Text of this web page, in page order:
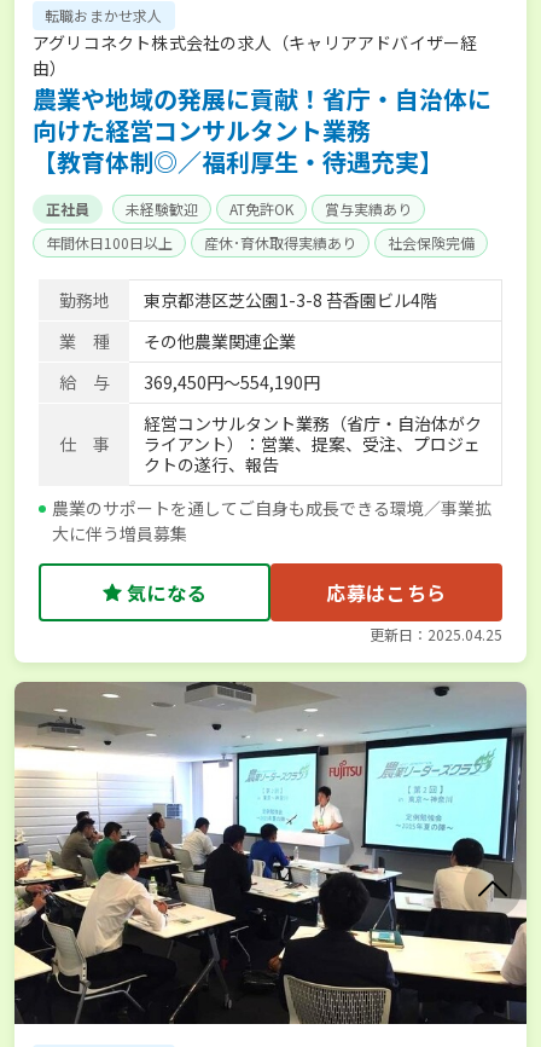
転職おまかせ求人
アグリコネクト株式会社の求人（キャリアアドバイザー経
由）
農業や地域の発展に貢献！省庁・自治体に
向けた経営コンサルタント業務
【教育体制◎／福利厚生・待遇充実】
正社員 未経験歓迎 AT免許OK
賞与実績あり
年間休日100日以上
産休･育休取得実績あり 社会保険完備
勤務地
東京都港区芝公園1-3-8 苔香園ビル4階
業 種
その他農業関連企業
給 与
369,450円～554,190円
仕 事
経営コンサルタント業務（省庁・自治体がク
ライアント）：営業、提案、受注、プロジェ
クトの遂行、報告
農業のサポートを通してご自身も成長できる環境／事業拡
大に伴う増員募集
気になる 応募はこちら
更新日：2025.04.25